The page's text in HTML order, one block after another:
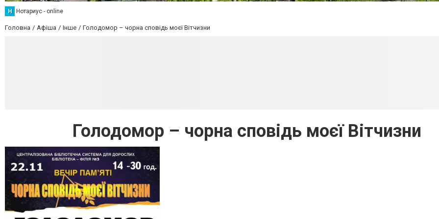
Н Нотариус - online
Головна Афіша Інше Голодомор – чорна сповідь моєї Вітчизни
Голодомор – чорна сповідь моєї Вітчизни